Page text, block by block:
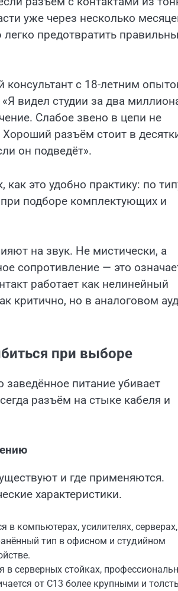
уже через несколько
предотвратить
консультант с 18-летним
видел студии за два
Слабое звено в цепи не
разъём стоит в
он подведёт».
это удобно практику: по
подборе комплектующих и
на звук. Не мистически, а
сопротивление — это
работает как нелинейный
критично, но в аналоговом
при выборе
питание убивает
разъём на стыке кабеля и
и где применяются.
характеристики.
в компьютерах, усилителях, серверах,
тип в офисном и студийном
в серверных стойках,
от C13 более крупными и